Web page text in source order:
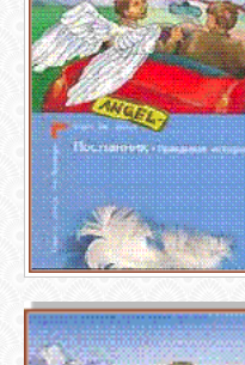
СТАТЬИ
ФАЙЛЫ
ВИДЕО
ФОТО
СВЯЗЬ